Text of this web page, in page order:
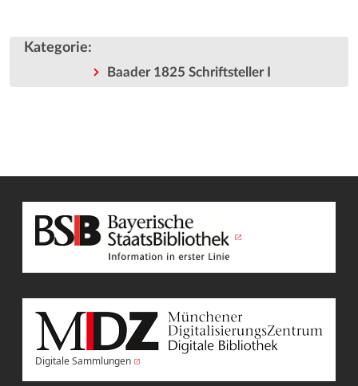
Kategorie:
Baader 1825 Schriftsteller I
Digitale Sammlungen